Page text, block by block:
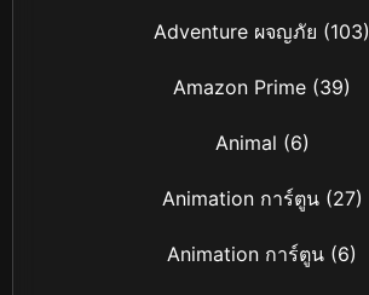
Adventure ผจญภัย (103)
Amazon Prime (39)
Animal (6)
Animation การ์ตูน(27)
Animation การ์ตูน (6)